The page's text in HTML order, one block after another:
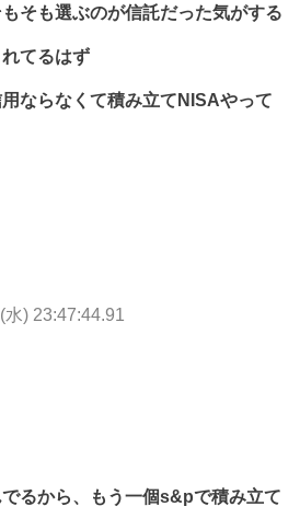
そも選ぶのが信託だった気がする
てるはず
ならなくて積み立てNISAやって
水) 23:47:44.91
るから、もう一個s&pで積み立て